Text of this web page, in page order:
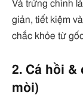
Và trứng chính
giản, tiết kiệm
chắc khỏe từ
2. Cá hồi &
mòi)